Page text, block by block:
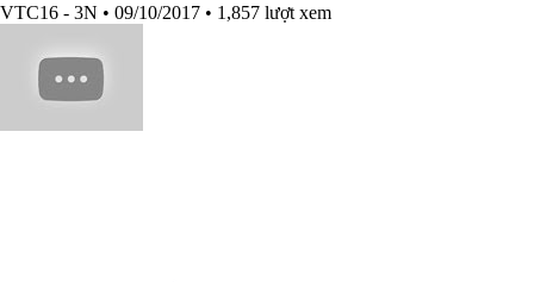
VTC16 - 3N • 09/10/2017 • 1,857 lượt xem